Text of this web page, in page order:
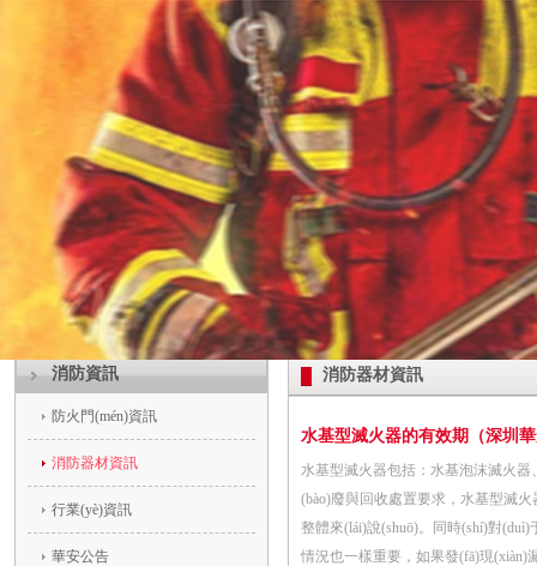
消防資訊
防火門(mén)資訊
消防器材資訊
行業(yè)資訊
華安公告
消防器材資訊
水基型滅火器的有效期（深圳
水基型滅火器包括：水基泡沫滅火器
(bào)廢與回收處置要求，水基型滅火
整體來(lái)說(shuō)。同時(shí)對
情況也一樣重要，如果發(fā)現(xiàn)